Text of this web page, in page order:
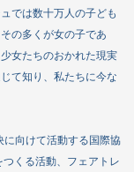
では数十万人の子ども
の多くが女の子であ
女たちのおかれた現実
て知り、私たちに今な
向けて活動する国際協
くる活動、フェアトレ